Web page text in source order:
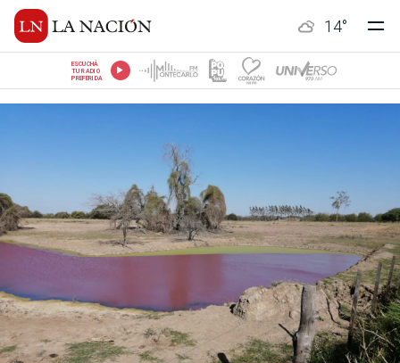
14°
ESCUCHÁ
TU RADIO
PREFERIDA